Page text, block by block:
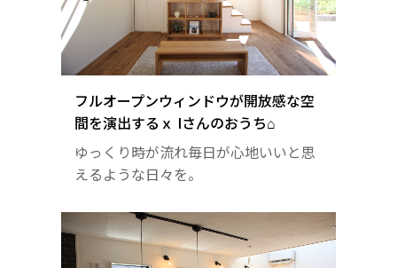
フルオープンウィンドウが開放感な空
間を演出するｘ Iさんのおうち⌂
ゆっくり時が流れ毎日が心地いいと思
えるような日々を。